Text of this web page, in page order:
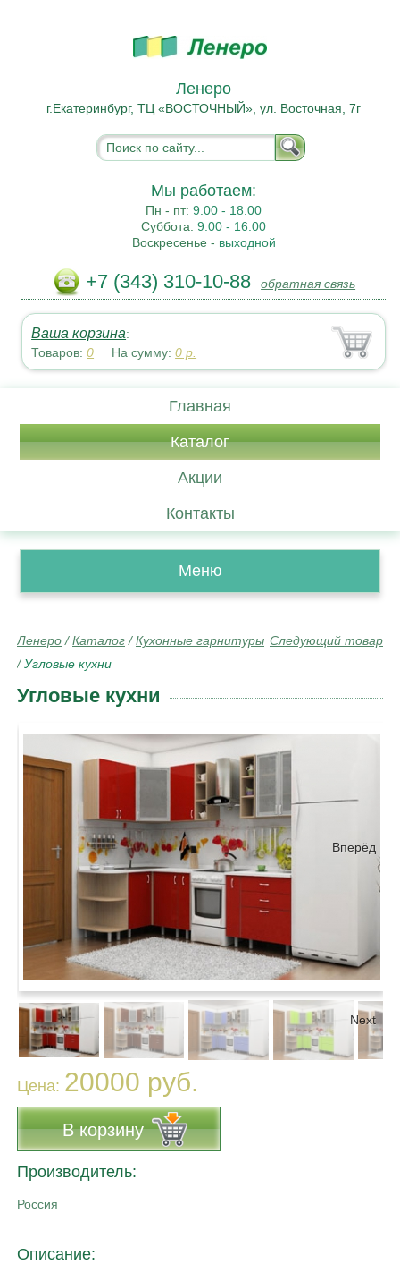
Ленеро
г.Екатеринбург, ТЦ «ВОСТОЧНЫЙ», ул. Восточная, 7г
Мы работаем:
Пн - пт:9.00 - 18.00
Суббота:9:00 - 16:00
Воскресенье - выходной
+7 (343) 310-10-88 обратная связь
Ваша корзина:
Товаров:0 На сумму:0 р.
Главная
Каталог
Акции
Контакты
Меню
Следующий товар
Ленеро /Каталог /Кухонные гарнитуры
/Угловые кухни
Угловые кухни
Вперёд
Next
Цена: 20000 руб.
В корзину
Производитель:
Россия
Описание: